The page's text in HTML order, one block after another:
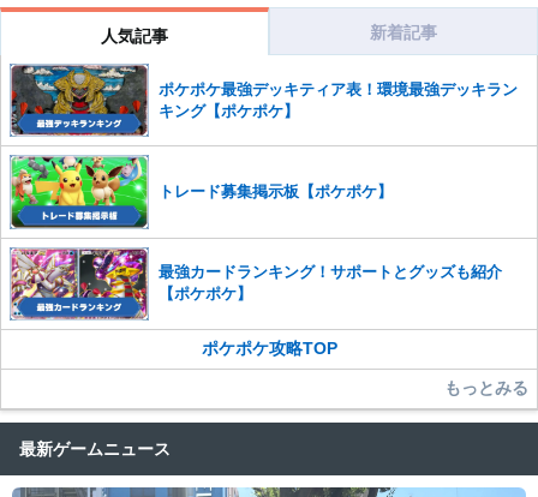
だけますでしょうか。
コメントの削除を申請する
※投稿内容を確認後、順次対応さ
せていただきます。ご了承ください。
※一度削除したコメントは復元ができませんのでご注意くだ
さい。
また、過度な利用規約の違反や、弊社に損害の及ぶ内容の書き込みがあ
った場合は、法的措置をとらせていただく場合もございますので、あら
かじめご理解くださいませ。
人気記事 新着記事
ポケポケ最強デッキティア表！環境最強デッキラン
キング【ポケポケ】
トレード募集掲示板【ポケポケ】
最強カードランキング！サポートとグッズも紹介
【ポケポケ】
ポケポケ攻略TOP
もっとみる
最新ゲームニュース